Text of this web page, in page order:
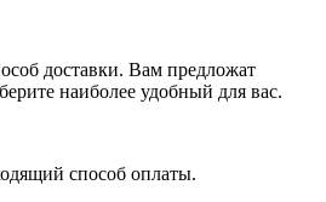
доставки. Вам предложат
наиболее удобный для вас.
способ оплаты.